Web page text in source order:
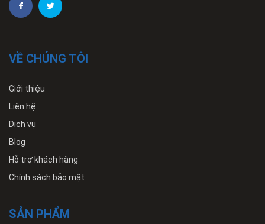
VỀ CHÚNG TÔI
Giới thiệu
Liên hệ
Dịch vụ
Blog
Hỗ trợ khách hàng
Chính sách bảo mật
SẢN PHẨM